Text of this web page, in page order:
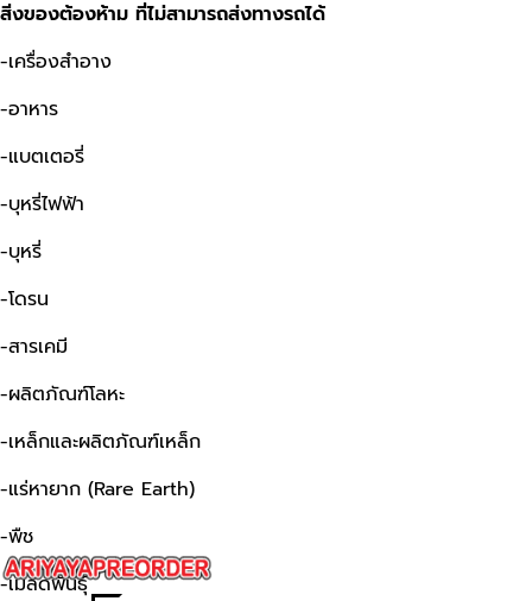
สิ่งของต้องห้าม ที่ไม่สามารถส่งทางรถได้
-เครื่องสำอาง
-อาหาร
-แบตเตอรี่
-บุหรี่ไฟฟ้า
-บุหรี่
-โดรน
-สารเคมี
-ผลิตภัณฑ์โลหะ
-เหล็กและผลิตภัณฑ์เหล็ก
-แร่หายาก (Rare Earth)
-พืช
-เมล็ดพันธุ์